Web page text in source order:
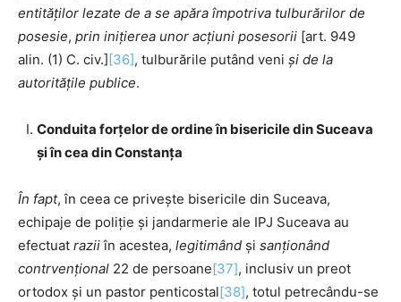
entităților lezate de a se apăra împotriva tulburărilor de
posesie, prin inițierea unor acțiuni posesorii [art. 949
alin. (1) C. civ.] [36], tulburările putând veni și de la
autoritățile publice.
Conduita forțelor de ordine în bisericile din Suceava
și în cea din Constanța
În fapt, în ceea ce privește bisericile din Suceava,
echipaje de poliție și jandarmerie ale IPJ Suceava au
efectuat raziiîn acestea, legitimând și sanționând
contrvențional 22 de persoane[37], inclusiv un preot
ortodox și un pastor penticostal[38], totul petrecându-se